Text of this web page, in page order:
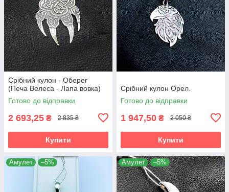
Срібний кулон - Оберег
(Печа Велеса - Лапа вовка)
Готово до відправки
2 693,25 ₴ 2 835 ₴
Купити
Срібний кулон Орел.
Готово до відправки
1 947,50 ₴ 2 050 ₴
Купити
Амулет –5% Амулет –5%